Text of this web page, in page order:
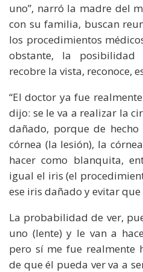
uno”, narró la madre del
con su familia, buscan
los procedimientos
obstante, la
recobre la vista, reconoce,
“El doctor ya fue
dijo: se le va a realizar la
dañado, porque de
córnea (la lesión), la
hacer como blanquita,
igual el iris (el
ese iris dañado y evitar que
La probabilidad de ver,
uno (lente) y le van a
pero sí me fue realmente
de que él pueda ver va a